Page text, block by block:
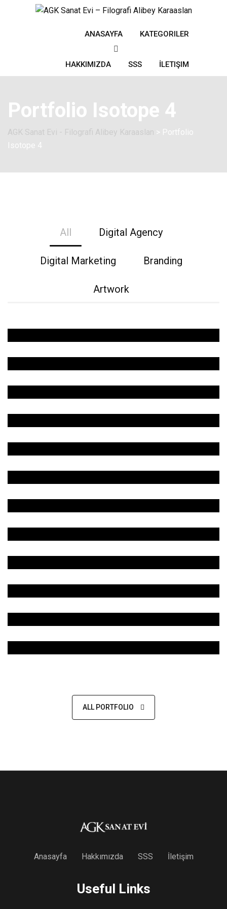
ANASAYFA KATEGORILER
HAKKIMIZDA SSS İLETIŞIM
Portfolio Isotope 4
AGK Sanat Evi - Filografi Alibey Karaaslan > Portfolio
Isotope 4
All Digital Agency
Digital Marketing Branding
Artwork
ALL PORTFOLIO
Anasayfa Hakkımızda SSS İletişim
Useful Links